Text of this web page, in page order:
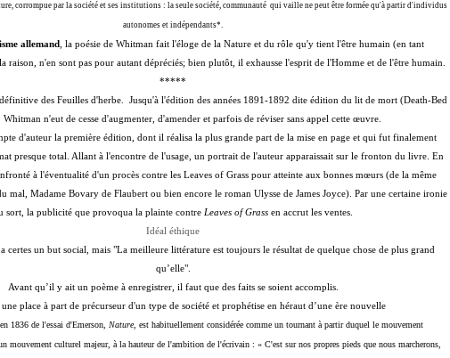
corrompue par la société et ses institutions : la seule société, communauté qui vaille ne peut être formée qu'à partir d'individus
autonomes et indépendants*.
allemand , la poésie de Whitman fait l'éloge de la Nature et du rôle qu'y tient l'être humain (en tant
raison, n'en sont pas pour autant dépréciés; bien plutôt, il exhausse l'esprit de l'Homme et de l'être humain.
*****
des Feuilles d'herbe. Jusqu'à l'édition des années 1891-1892 dite édition du lit de mort (Death-Bed
n'eut de cesse d'augmenter, d'amender et parfois de réviser sans appel cette œuvre.
d'auteur la première édition, dont il réalisa la plus grande part de la mise en page et qui fut finalement
presque total. Allant à l'encontre de l'usage, un portrait de l'auteur apparaissait sur le fronton du livre. En
à l'éventualité d'un procès contre les Leaves of Grass pour atteinte aux bonnes mœurs (de la même
mal, Madame Bovary de Flaubert ou bien encore le roman Ulysse de James Joyce). Par une certaine ironie
sort, la publicité que provoqua la plainte contre Leaves of Grass en accrut les ventes.
Idéal éthique
certes un but social, mais "La meilleure littérature est toujours le résultat de quelque chose de plus grand
qu’elle".
Avant qu’il y ait un poème à enregistrer, il faut que des faits se soient accomplis.
place à part de précurseur d'un type de société et prophétise en héraut d’une ère nouvelle
1836 de l'essai d'Emerson, Nature, est habituellement considérée comme un tournant à partir duquel le mouvement
mouvement culturel majeur, à la hauteur de l'ambition de l'écrivain : « C'est sur nos propres pieds que nous marcherons,